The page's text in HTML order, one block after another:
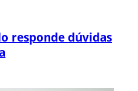
responde dúvidas